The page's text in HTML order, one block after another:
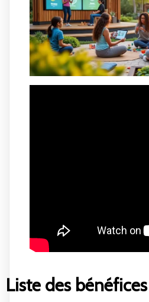
Liste des